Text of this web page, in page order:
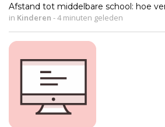
Afstand tot middelbare school: hoe
in Kinderen -4 minuten geleden